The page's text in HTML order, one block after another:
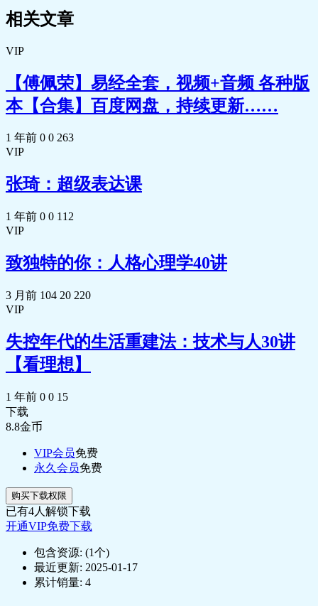
相关文章
VIP
【傅佩荣】易经全套，视频+音频 各种版
本【合集】百度网盘，持续更新……
1 年前 0 0 263
VIP
张琦：超级表达课
1 年前 0 0 112
VIP
致独特的你：人格心理学40讲
3 月前 104 20 220
VIP
失控年代的生活重建法：技术与人30讲
【看理想】
1 年前 0 0 15
下载
8.8金币
VIP会员免费
永久会员免费
购买下载权限
已有4人解锁下载
开通VIP免费下载
包含资源: (1个)
最近更新: 2025-01-17
累计销量: 4